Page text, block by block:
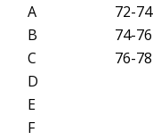
A
72-74
B
74-76
C
76-78
D
E
F